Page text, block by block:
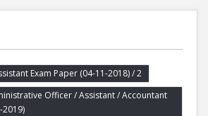
Exam Paper (04-11-2018) / 2
Officer / Assistant / Accountant
2019)